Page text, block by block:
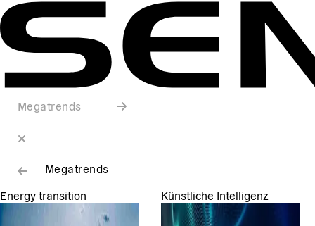
Megatrends
Megatrends
Energy transition
Künstliche Intelligenz